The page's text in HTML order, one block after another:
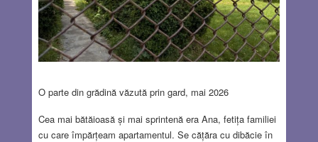
O parte din grădină văzută prin gard, mai 2026
Cea mai bătăioasă și mai sprintenă era Ana, fetița familiei
cu care împărțeam apartamentul. Se cățăra cu dibăcie în